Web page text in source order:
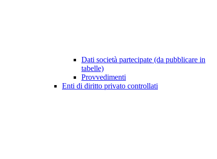
Dati società partecipate (da pubblicare in
tabelle)
Provvedimenti
Enti di diritto privato controllati